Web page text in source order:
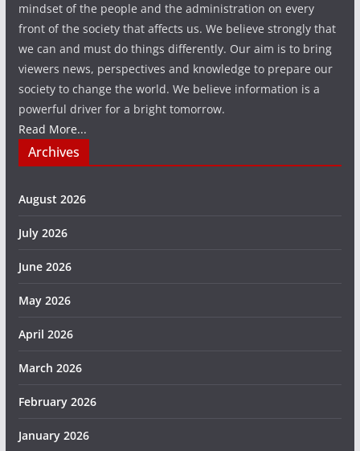
mindset of the people and the administration on every
front of the society that affects us. We believe strongly that
we can and must do things differently. Our aim is to bring
viewers news, perspectives and knowledge to prepare our
society to change the world. We believe information is a
powerful driver for a bright tomorrow.
Read More...
Archives
August 2026
July 2026
June 2026
May 2026
April 2026
March 2026
February 2026
January 2026